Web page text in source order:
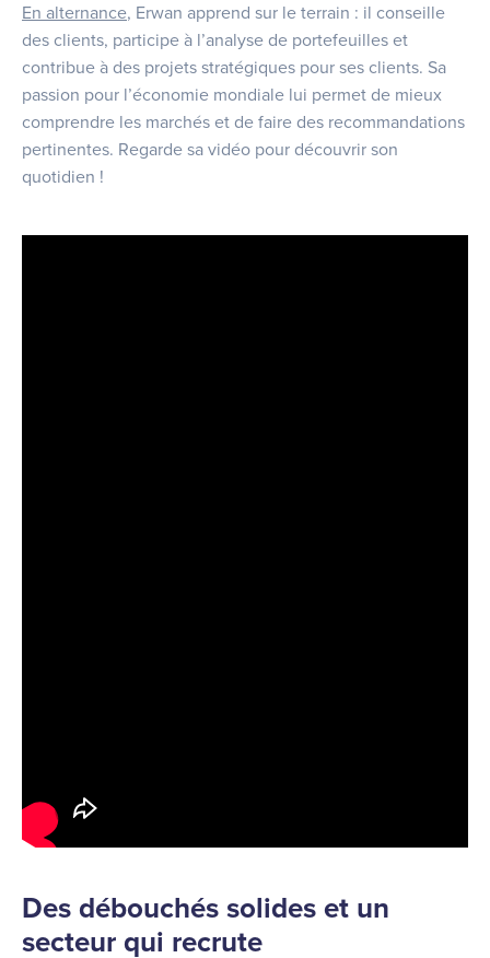
En alternance, Erwan apprend sur le terrain : il conseille
des clients, participe à l’analyse de portefeuilles et
contribue à des projets stratégiques pour ses clients. Sa
passion pour l’économie mondiale lui permet de mieux
comprendre les marchés et de faire des recommandations
pertinentes. Regarde sa vidéo pour découvrir son
quotidien !
Des débouchés solides et un
secteur qui recrute